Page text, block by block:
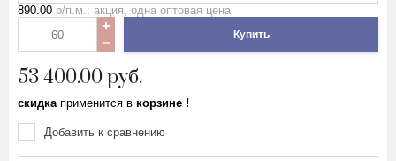
890.00 р/п.м.: акция, одна оптовая цена
Купить
53 400.00руб.
скидка применится в корзине !
Добавить к сравнению